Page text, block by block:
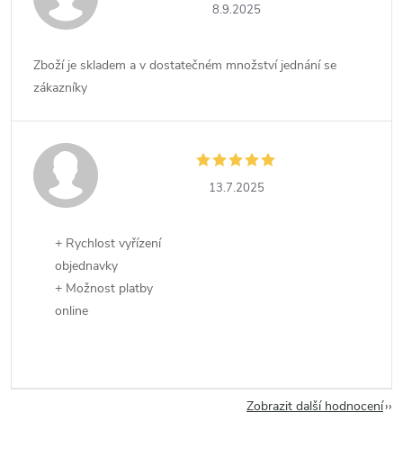
8.9.2025
Zboží je skladem a v dostatečném množství jednání se
zákazníky
13.7.2025
+ Rychlost vyřízení
objednavky
+ Možnost platby
online
Zobrazit další hodnocení